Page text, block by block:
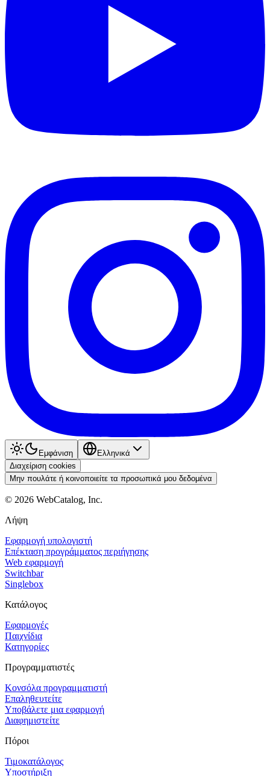
Εμφάνιση
Ελληνικά
Διαχείριση cookies
Μην πουλάτε ή κοινοποιείτε τα προσωπικά μου δεδομένα
© 2026 WebCatalog, Inc.
Λήψη
Εφαρμογή υπολογιστή
Επέκταση προγράμματος περιήγησης
Web εφαρμογή
Switchbar
Singlebox
Κατάλογος
Εφαρμογές
Παιχνίδια
Κατηγορίες
Προγραμματιστές
Κονσόλα προγραμματιστή
Επαληθευτείτε
Υποβάλετε μια εφαρμογή
Διαφημιστείτε
Πόροι
Τιμοκατάλογος
Υποστήριξη